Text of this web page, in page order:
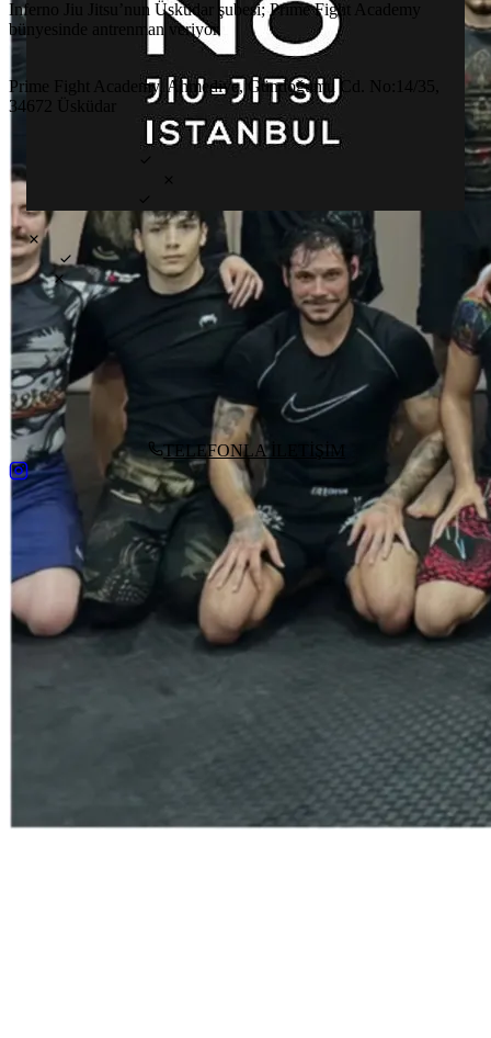
Inferno Jiu Jitsu’nun Üsküdar şubesi; Prime Fight Academy
bünyesinde antrenman veriyor.
KONUM
Prime Fight Academy, Ahmediye, Gündoğumu Cd. No:14/35,
34672 Üsküdar
ÇOCUK DERSLERİ
ÖZEL DERSLER
ANTRENMAN TÜRÜ
GI
NO-GI
MMA
AYLIK ÜCRET
₺4000
HAFTALIK DERS
3gün
GÜNLÜK GİRİŞ
₺800
BAŞ ANTRENÖR
Ahmet Talha Başaran
YOL TARİFİ AL
TELEFONLA İLETİŞİM
DEĞİŞİKLİK ÖNER
41°02′N · 29°01′E — İSTANBUL / TR